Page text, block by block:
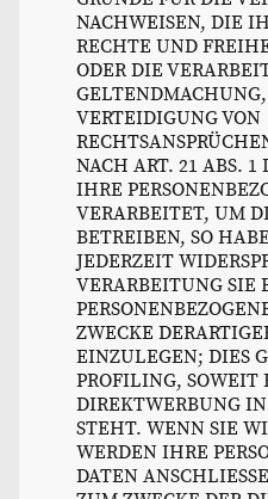
NACHWEISEN, DIE
RECHTE UND
ODER DIE
VERTEIDIGUNG VON
NACH ART. 21 ABS. 1
IHRE
VERARBEITET, UM
BETREIBEN, SO
JEDERZEIT
VERARBEITUNG SIE
ZWECKE
EINZULEGEN; DIES
PROFILING, SOWEIT
DIREKTWERBUNG
STEHT. WENN SIE
WERDEN IHRE
DATEN